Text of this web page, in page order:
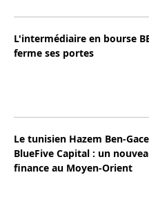
L'intermédiaire en bourse
ferme ses portes
Le tunisien Hazem Ben-
BlueFive Capital : un
finance au Moyen-Orient